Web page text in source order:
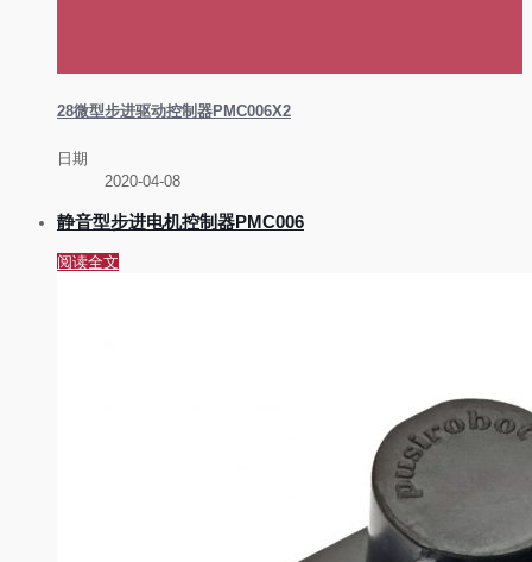
28微型步进驱动控制器PMC006X2
日期
2020-04-08
静音型步进电机控制器PMC006
阅读全文